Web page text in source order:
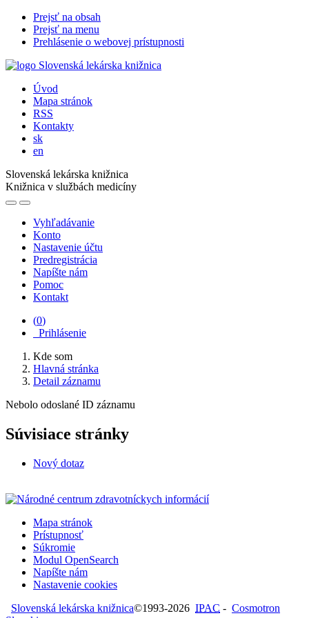
Prejsť na obsah
Prejsť na menu
Prehlásenie o webovej prístupnosti
Úvod
Mapa stránok
RSS
Kontakty
sk
en
Slovenská lekárska knižnica
Knižnica v službách medicíny
Vyhľadávanie
Konto
Nastavenie účtu
Predregistrácia
Napíšte nám
Pomoc
Kontakt
(0)
Prihlásenie
Kde som
Hlavná stránka
Detail záznamu
Nebolo odoslané ID záznamu
Súvisiace stránky
Nový dotaz
Mapa stránok
Prístupnosť
Súkromie
Modul OpenSearch
Napíšte nám
Nastavenie cookies
Slovenská lekárska knižnica©1993-2026 IPAC - Cosmotron